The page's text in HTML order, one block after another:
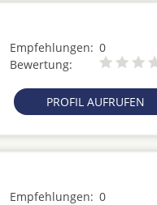
Empfehlungen: 0
Bewertung:
PROFIL AUFRUFEN
Empfehlungen: 0